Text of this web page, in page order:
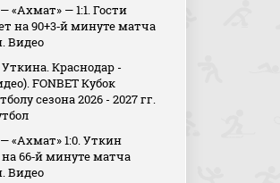
«Ахмат» — 1:1. Гости
на 90+3‑й минуте матча
Видео
Краснодар -
FONBET Кубок
сезона 2026 - 2027 гг.
«Ахмат» 1:0. Уткин
66‑й минуте матча
Видео